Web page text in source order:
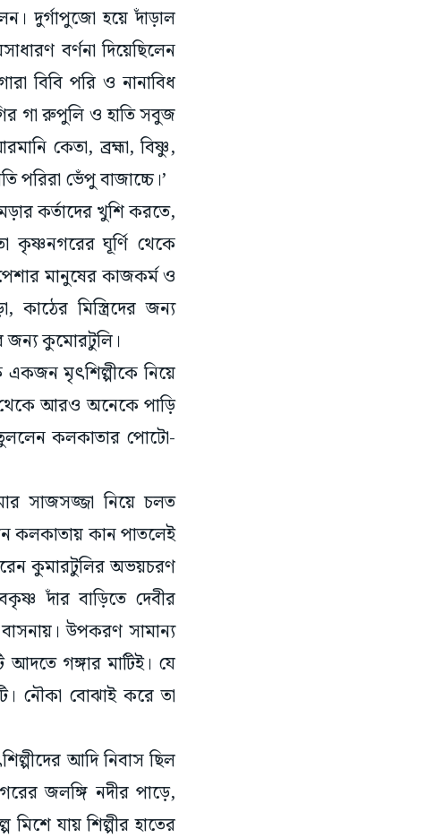
বর্ণনা দিয়েছিলেন
বিবি পরি ও নানাবিধ
গা রুপুলি ও হাতি সবুজ
কেতা, ব্রহ্মা, বিষ্ণু,
পরিরা ভেঁপু বাজাচ্চে।’
কর্তাদের খুশি করতে,
কৃষ্ণনগরের ঘূর্ণি থেকে
মানুষের কাজকর্ম ও
কাঠের মিস্ত্রিদের জন্য
জন্য কুমোরটুলি।
মৃৎশিল্পীকে নিয়ে
থেকে আরও অনেকে পাড়ি
কলকাতার পোটো-
সাজসজ্জা নিয়ে চলত
কলকাতায় কান পাতলেই
কুমারটুলির অভয়চরণ
দাঁর বাড়িতে দেবীর
বাসনায়। উপকরণ সামান্য
গঙ্গার মাটিই। যে
নৌকা বোঝাই করে তা
আদি নিবাস ছিল
জলঙ্গি নদীর পাড়ে,
মিশে যায় শিল্পীর হাতের
দুর্গাকে করে তোলে